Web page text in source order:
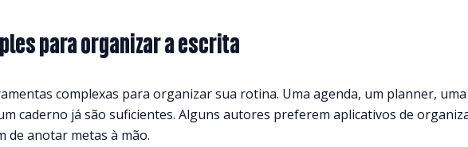
para organizar a escrita
complexas para organizar sua rotina. Uma agenda, um planner, uma
caderno já são suficientes. Alguns autores preferem aplicativos de
anotar metas à mão.